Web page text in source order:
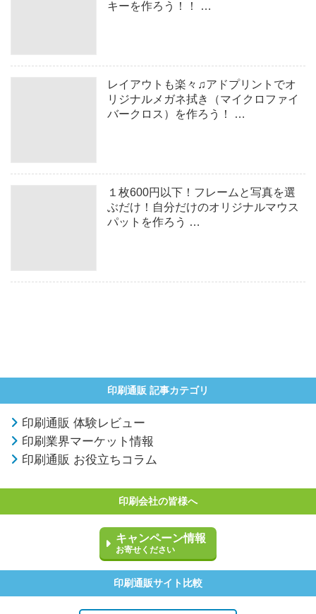
キーを作ろう！！ …
レイアウトも楽々♫アドプリントでオ
リジナルメガネ拭き（マイクロファイ
バークロス）を作ろう！ …
１枚600円以下！フレームと写真を選
ぶだけ！自分だけのオリジナルマウス
パットを作ろう …
印刷通販 記事カテゴリ
印刷通販 体験レビュー
印刷業界マーケット情報
印刷通販 お役立ちコラム
印刷会社の皆様へ
キャンペーン情報
お寄せください
印刷通販サイト比較